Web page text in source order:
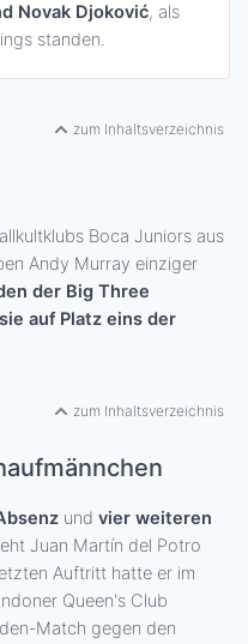
Novak Djoković, als
standen.
zum Inhaltsverzeichnis
Boca Juniors aus
Andy Murray einziger
der Big Three
auf Platz eins der
zum Inhaltsverzeichnis
und vier weiteren
Juan Martín del Potro
Auftritt hatte er im
Queen's Club
Match gegen den